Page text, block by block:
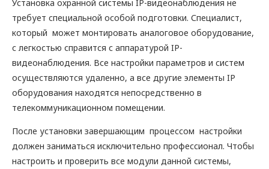
Установка охранной системы IP-видеонаблюдения не
требует специальной особой подготовки. Специалист,
который может монтировать аналоговое оборудование,
с легкостью справится с аппаратурой IP-
видеонаблюдения. Все настройки параметров и систем
осуществляются удаленно, а все другие элементы IP
оборудования находятся непосредственно в
телекоммуникационном помещении.
После установки завершающим процессом настройки
должен заниматься исключительно профессионал. Чтобы
настроить и проверить все модули данной системы,